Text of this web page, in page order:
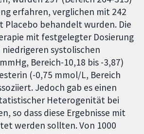
erfahren, verglichen mit 242
Placebo behandelt wurden. Die
mit festgelegter Dosierung
systolischen
Bereich-10,18 bis -3,87)
(-0,75 mmol/L, Bereich
Jedoch gab es einen
Heterogenität bei
so dass diese Ergebnisse mit
werden sollten. Von 1000